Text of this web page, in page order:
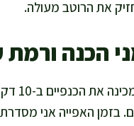
את הרוטב מעולה.
הכנה ורמת
בזמן האפייה אני